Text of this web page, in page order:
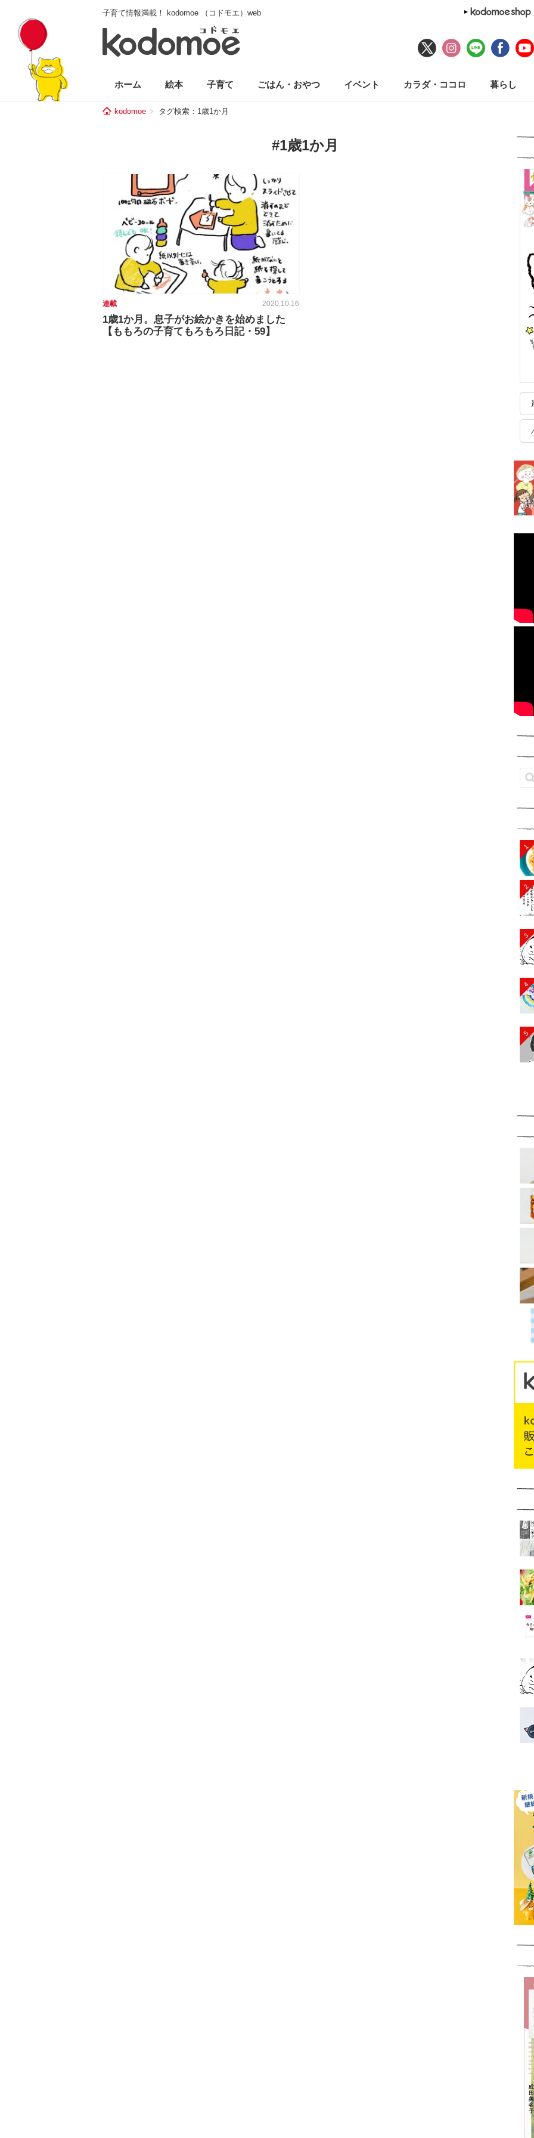
子育て情報満載！ kodomoe （コドモエ）web
ホーム 絵本 子育て ごはん・おやつ イベント カラダ・ココロ 暮らし
kodomoe タグ検索：1歳1か月
#1歳1か月
連載 2020.10.16
1歳1か月。息子がお絵かきを始めました
【ももろの子育てもろもろ日記・59】
1
2
3
4
5